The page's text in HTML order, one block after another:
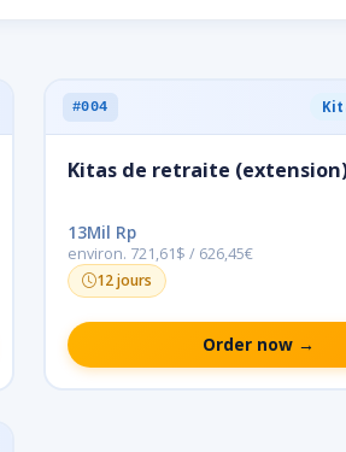
#004
Kitas de retraite
13Mil Rp
environ. 721,61$ / 626,45€
12 jours
Order now →